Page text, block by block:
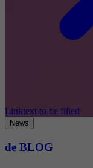
Linktext to be filled
News
de BLOG